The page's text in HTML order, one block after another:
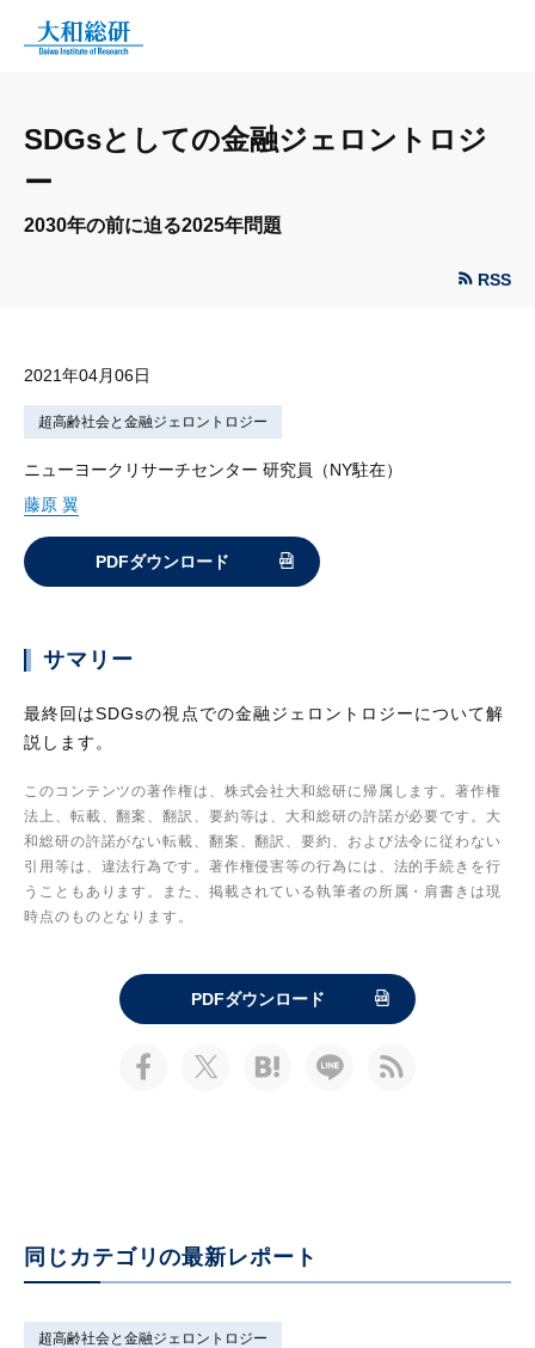
SDGsとしての金融ジェロントロジ
ー
2030年の前に迫る2025年問題
RSS
2021年04月06日
超高齢社会と金融ジェロントロジー
ニューヨークリサーチセンター 研究員（NY駐在）
藤原 翼
PDFダウンロード
サマリー
最終回はSDGsの視点での金融ジェロントロジーについて解
説します。
このコンテンツの著作権は、株式会社大和総研に帰属します。著作権
法上、転載、翻案、翻訳、要約等は、大和総研の許諾が必要です。大
和総研の許諾がない転載、翻案、翻訳、要約、および法令に従わない
引用等は、違法行為です。著作権侵害等の行為には、法的手続きを行
うこともあります。また、掲載されている執筆者の所属・肩書きは現
時点のものとなります。
PDFダウンロード
同じカテゴリの最新レポート
超高齢社会と金融ジェロントロジー